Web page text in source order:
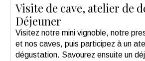
Visite de cave, atelier de
Déjeuner
Visitez notre mini vignoble, notre
et nos caves, puis participez à un
dégustation. Savourez ensuite un